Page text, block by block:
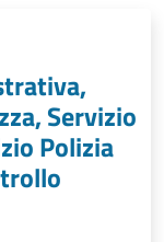
Servizio
Polizia